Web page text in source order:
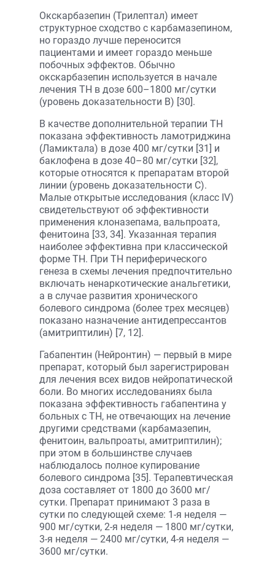
Окскарбазепин (Трилептал) имеет
структурное сходство с карбамазепином,
но гораздо лучше переносится
пациентами и имеет гораздо меньше
побочных эффектов. Обычно
окскарбазепин используется в начале
лечения ТН в дозе 600–1800 мг/сутки
(уровень доказательности B) [30].
В качестве дополнительной терапии ТН
показана эффективность ламотриджина
(Ламиктала) в дозе 400 мг/сутки [31] и
баклофена в дозе 40–80 мг/сутки [32],
которые относятся к препаратам второй
линии (уровень доказательности C).
Малые открытые исследования (класс IV)
свидетельствуют об эффективности
применения клоназепама, вальпроата,
фенитоина [33, 34]. Указанная терапия
наиболее эффективна при классической
форме ТН. При ТН периферического
генеза в схемы лечения предпочтительно
включать ненаркотические анальгетики,
а в случае развития хронического
болевого синдрома (более трех месяцев)
показано назначение антидепрессантов
(амитриптилин) [7, 12].
Габапентин (Нейронтин) — первый в мире
препарат, который был зарегистрирован
для лечения всех видов нейропатической
боли. Во многих исследованиях была
показана эффективность габапентина у
больных с ТН, не отвечающих на лечение
другими средствами (карбамазепин,
фенитоин, вальпроаты, амитриптилин);
при этом в большинстве случаев
наблюдалось полное купирование
болевого синдрома [35]. Терапевтическая
доза составляет от 1800 до 3600 мг/
сутки. Препарат принимают 3 раза в
сутки по следующей схеме: 1-я неделя —
900 мг/сутки, 2-я неделя — 1800 мг/сутки,
3-я неделя — 2400 мг/сутки, 4-я неделя —
3600 мг/сутки.